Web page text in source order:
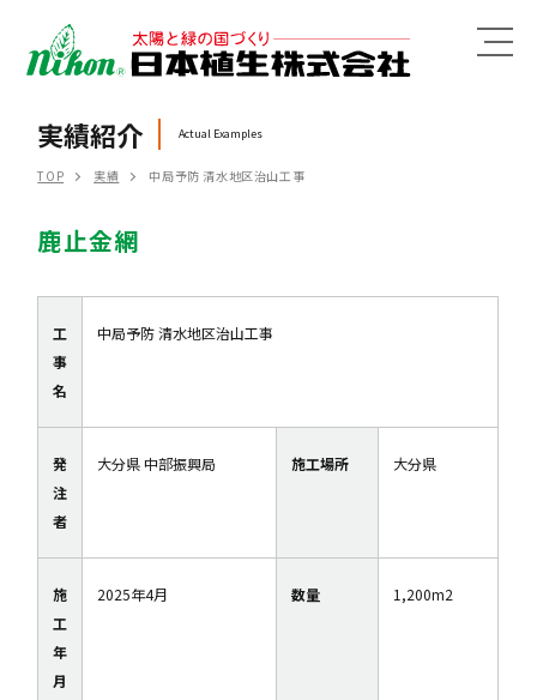
MENU
実績紹介 Actual Examples
TOP 実績 中局予防 清水地区治山工事
鹿止金網
工
事
名
中局予防 清水地区治山工事
発
注
者
大分県 中部振興局 施工場所 大分県
施
工
年
月
2025年4月 数量 1,200m2